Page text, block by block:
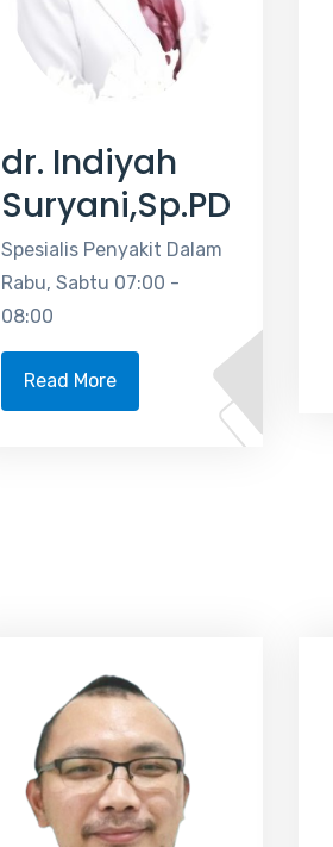
dr. Indiyah
Suryani,Sp.PD
Spesialis Penyakit Dalam
Rabu, Sabtu 07:00 -
08:00
Read More